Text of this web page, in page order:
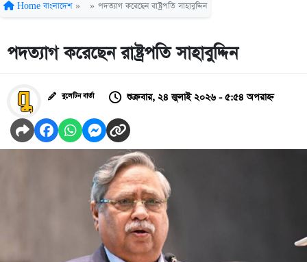
Home বাংলাদেশ » » পদত্যাগ করেছেন রাষ্ট্রপতি সাহাবুদ্দিন
পদত্যাগ করেছেন রাষ্ট্রপতি সাহাবুদ্দিন
বুলেটিন বার্তা শুক্রবার, ২৪ জুলাই ২০২৬ - ৫:৫৪ অপরাহ্ন